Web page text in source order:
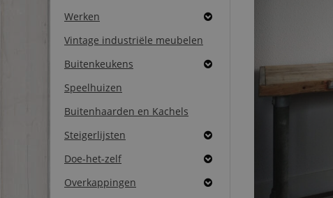
Werken
Vintage industriële meubelen
Buitenkeukens
Speelhuizen
Buitenhaarden en Kachels
Steigerlijsten
Doe-het-zelf
Overkappingen